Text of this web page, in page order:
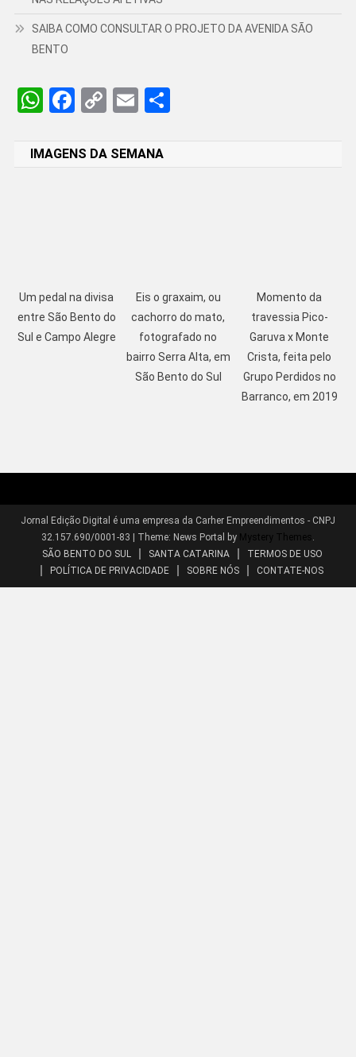
SAIBA COMO CONSULTAR O PROJETO DA AVENIDA SÃO
BENTO
WhatsApp
Facebook
CopyEmailShare
IMAGENS DA SEMANA
Um pedal na divisa
entre São Bento do
Sul e Campo Alegre
Eis o graxaim, ou
cachorro do mato,
fotografado no
bairro Serra Alta, em
São Bento do Sul
Momento da
travessia Pico-
Garuva x Monte
Crista, feita pelo
Grupo Perdidos no
Barranco, em 2019
Jornal Edição Digital é uma empresa da Carher Empreendimentos - CNPJ
32.157.690/0001-83 | Theme: News Portal by Mystery Themes .
SÃO BENTO DO SUL
SANTA CATARINA
TERMOS DE USO
POLÍTICA DE PRIVACIDADE
SOBRE NÓS CONTATE-NOS